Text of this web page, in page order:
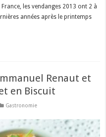
les vendanges 2013 ont 2 à
années après le printemps
Renaut et
en Biscuit
Gastronomie